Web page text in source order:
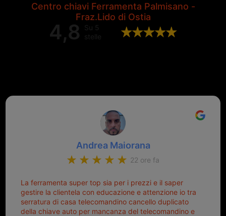
Centro chiavi Ferramenta Palmisano -
Fraz.Lido di Ostia
4,8
Su 5
stelle
Andrea Maiorana
22 ore fa
La ferramenta super top sia per i prezzi e il saper
gestire la clientela con educazione e attenzione io tra
serratura di casa telecomandino cancello duplicato
della chiave auto per mancanza del telecomandino e